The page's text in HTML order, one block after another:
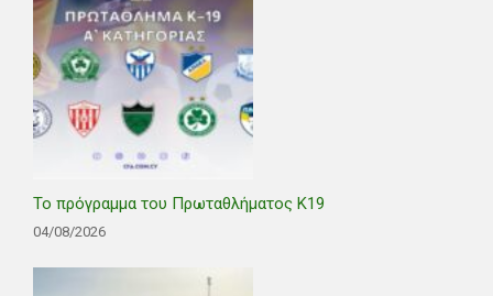
Το πρόγραμμα του Πρωταθλήματος Κ19
04/08/2026